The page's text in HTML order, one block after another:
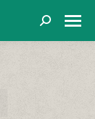
Cerca